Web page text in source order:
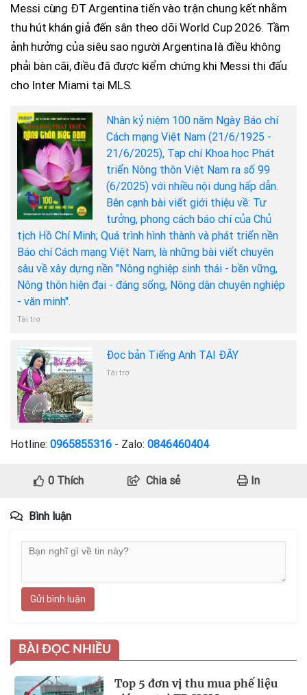
Messi cùng ĐT Argentina tiến vào trận chung kết nhằm
thu hút khán giả đến sân theo dõi World Cup 2026. Tầm
ảnh hưởng của siêu sao người Argentina là điều không
phải bàn cãi, điều đã được kiểm chứng khi Messi thi đấu
cho Inter Miami tại MLS.
Nhân kỷ niệm 100 năm Ngày Báo chí
Cách mạng Việt Nam (21/6/1925 -
21/6/2025), Tạp chí Khoa học Phát
triển Nông thôn Việt Nam ra số 99
(6/2025) với nhiều nội dung hấp dẫn.
Bên cạnh bài viết giới thiệu về: Tư
tưởng, phong cách báo chí của Chủ
tịch Hồ Chí Minh; Quá trình hình thành và phát triển nền
Báo chí Cách mạng Việt Nam, là những bài viết chuyên
sâu về xây dựng nền "Nông nghiệp sinh thái - bền vững,
Nông thôn hiện đại - đáng sống, Nông dân chuyên nghiệp
- văn minh".
Tài trợ
Đọc bản Tiếng Anh TẠI ĐÂY
Tài trợ
Hotline: 0965855316 - Zalo: 0846460404
0Thích Chia sẻ In
Bình luận
Gửi bình luận
BÀI ĐỌC NHIỀU
Top 5 đơn vị thu mua phế liệu